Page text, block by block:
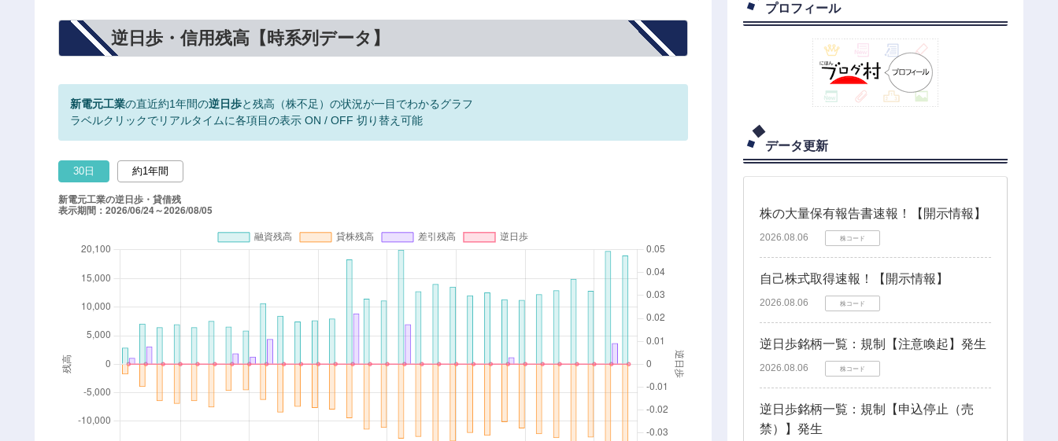
逆日歩・信用残高【時系列データ】
新電元工業の直近約1年間の逆日歩と残高（株不足）の状況が一目でわかるグラフ
ラベルクリックでリアルタイムに各項目の表示 ON / OFF 切り替え可能
30日 約1年間
プロフィール
データ更新
株の大量保有報告書速報！【開示情報】
2026.08.06 株コード
自己株式取得速報！【開示情報】
2026.08.06 株コード
逆日歩銘柄一覧：規制【注意喚起】発生
2026.08.06 株コード
逆日歩銘柄一覧：規制【申込停止（売
禁）】発生